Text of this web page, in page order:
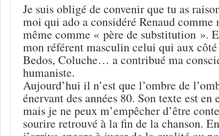
Je suis obligé de convenir que tu as
moi qui ado a considéré Renaud comme
même comme « père de substitution ».
mon référent masculin celui qui aux côté
Bedos, Coluche… a contribué ma
humaniste.
Aujourd’hui il n’est que l’ombre de
énervant des années 80. Son texte est
mais je ne peux m’empêcher d’être
sourire retrouvé à la fin de la chanson.